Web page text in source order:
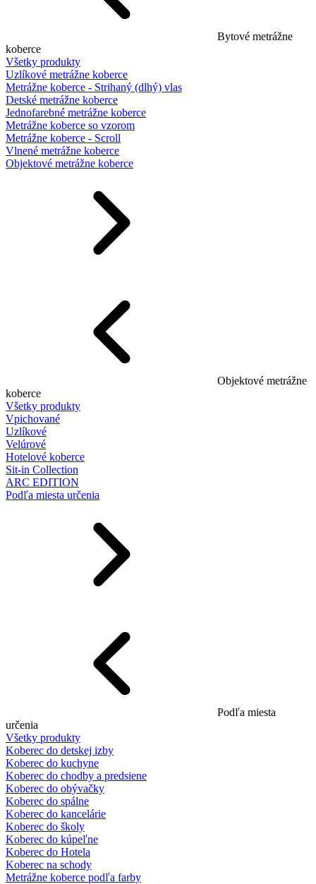
Bytové metrážne
koberce
Všetky produkty
Uzlíkové metrážne koberce
Metrážne koberce - Strihaný (dlhý) vlas
Detské metrážne koberce
Jednofarebné metrážne koberce
Metrážne koberce so vzorom
Metrážne koberce - Scroll
Vlnené metrážne koberce
Objektové metrážne koberce
Objektové metrážne
koberce
Všetky produkty
Vpichované
Uzlíkové
Velúrové
Hotelové koberce
Sit-in Collection
ARC EDITION
Podľa miesta určenia
Podľa miesta
určenia
Všetky produkty
Koberec do detskej izby
Koberec do kuchyne
Koberec do chodby a predsiene
Koberec do obývačky
Koberec do spálne
Koberec do kancelárie
Koberec do školy
Koberec do kúpeľne
Koberec do Hotela
Koberec na schody
Metrážne koberce podľa farby